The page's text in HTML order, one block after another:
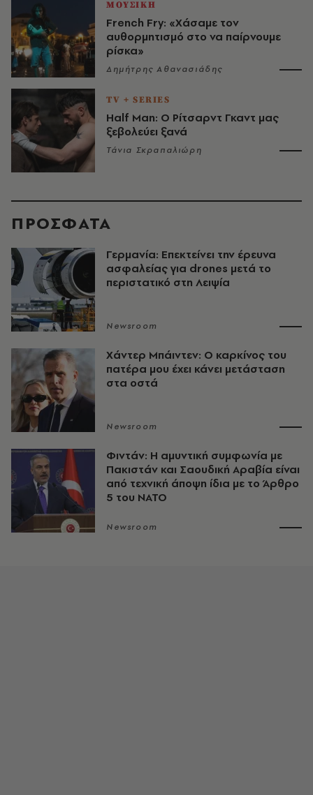
ΜΟΥΣΙΚΗ
French Fry: «Χάσαμε τον
αυθορμητισμό στο να παίρνουμε
ρίσκα»
Δημήτρης Αθανασιάδης
TV + SERIES
Half Man: Ο Ρίτσαρντ Γκαντ μας
ξεβολεύει ξανά
Τάνια Σκραπαλιώρη
ΠΡΟΣΦΑΤΑ
Γερμανία: Επεκτείνει την έρευνα
ασφαλείας για drones μετά το
περιστατικό στη Λειψία
Newsroom
Χάντερ Μπάιντεν: Ο καρκίνος του
πατέρα μου έχει κάνει μετάσταση
στα οστά
Newsroom
Φιντάν: Η αμυντική συμφωνία με
Πακιστάν και Σαουδική Αραβία είναι
από τεχνική άποψη ίδια με τo Άρθρο
5 του ΝΑΤΟ
Newsroom